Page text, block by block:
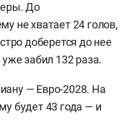
До
не хватает 24 голов,
доберется до нее
забил 132 раза.
— Евро-2028. На
будет 43 года — и